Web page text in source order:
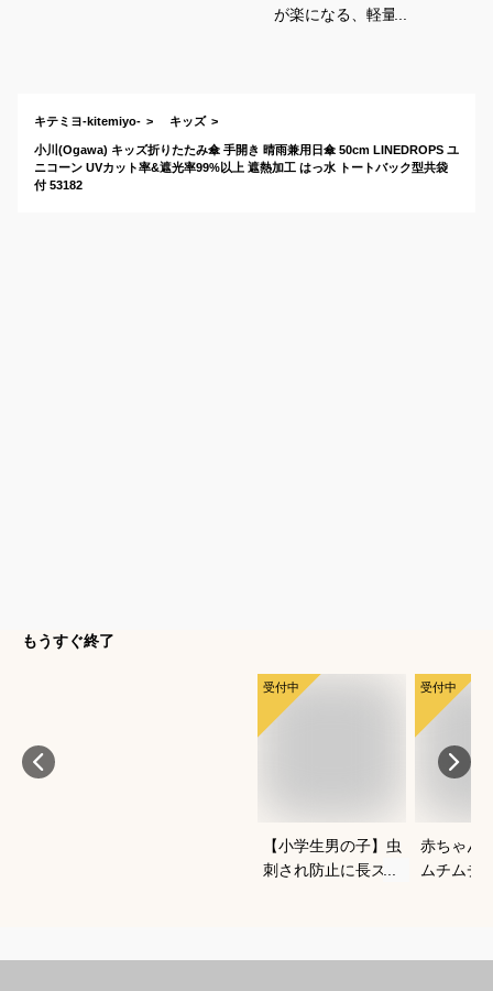
が楽になる、軽量コ
キテミヨ-kitemiyo- キッズ
小川(Ogawa) キッズ折りたたみ傘 手開き 晴雨兼用日傘 50cm LINEDROPS ユ
ニコーン UVカット率&遮光率99%以上 遮熱加工 はっ水 トートバック型共袋
付 53182
もうすぐ終了
受付中
【小学生男の子】虫
刺され防止に長ズボ
受付中
赤ちゃん
ムチムチ